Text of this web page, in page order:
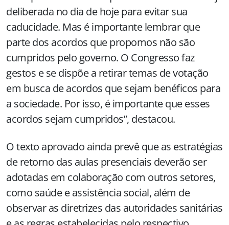
deliberada no dia de hoje para evitar sua
caducidade. Mas é importante lembrar que
parte dos acordos que propomos não são
cumpridos pelo governo. O Congresso faz
gestos e se dispõe a retirar temas de votação
em busca de acordos que sejam benéficos para
a sociedade. Por isso, é importante que esses
acordos sejam cumpridos”, destacou.
O texto aprovado ainda prevê que as estratégias
de retorno das aulas presenciais deverão ser
adotadas em colaboração com outros setores,
como saúde e assistência social, além de
observar as diretrizes das autoridades sanitárias